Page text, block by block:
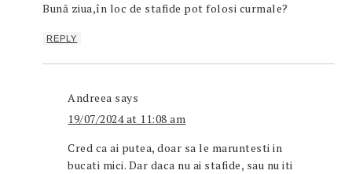
Bună ziua,în loc de stafide pot folosi curmale?
REPLY
Andreea says
19/07/2024 at 11:08 am
Cred ca ai putea, doar sa le maruntesti in
bucati mici. Dar daca nu ai stafide, sau nu iti